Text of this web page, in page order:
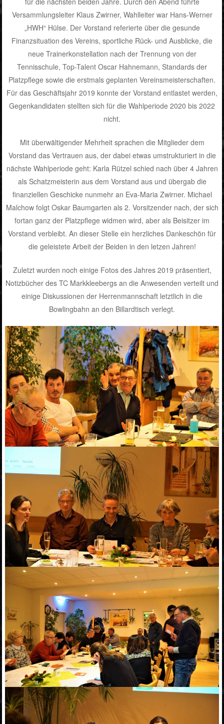
Versammlungsleiter Klaus Zwirner, Wahlleiter war Hans-Werner
„HWH“ Hülse. Der Vorstand referierte über die gesunde
Finanzsituation des Vereins, sportliche Rück- und Ausblicke, die
neue Trainerkonstellation nach der Trennung von der
Tennisschule, Top-Talent Oscar Hahnemann, Standards der
Platzpflege sowie die erstmals geplanten Vereinsmeisterschaften.
Für das Geschäftsjahr 2019 konnte der Vorstand entlastet werden,
Gegenkandidaten stellten sich für die Wahlperiode 2020 bis 2022
nicht.
Mit überwältigender Mehrheit sprachen die Mitglieder dem
Vorstand das Vertrauen aus, der dabei etwas umstrukturiert in die
nächste Wahlperiode geht: Karla Rützel schied nach über 4 Jahren
als Schatzmeisterin aus dem Vorstand aus und übergab die
finanziellen Geschicke nunmehr an Eva-Maria Zwirner. Michael
Malchow folgt Oskar Baumgarten als 2. Vorsitzender nach, der sich
fortan ganz der Platzpflege widmen wird, aber als Beisitzer im
Vorstand verbleibt. An dieser Stelle ein herzliches Dankeschön für
die geleistete Arbeit der Beiden in den letzen Jahren!
Zuletzt wurden noch einige Fotos des Jahres 2019 präsentiert,
Notizbücher des TC Markkleebergs an die Anwesenden verteilt und
einige Diskussionen der Herrenmannschaft letztlich in die
Bowlingbahn an den Billardtisch verlegt.